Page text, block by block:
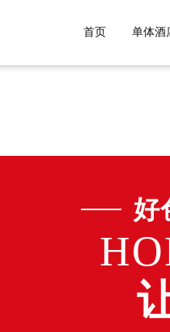
,好色
首页 单体酒
好